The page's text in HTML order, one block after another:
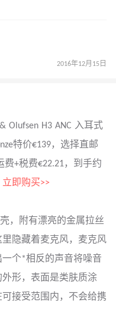
2016年12月15日
Olufsen H3 ANC 入耳式
特价€139，选择直邮
费+税费€22.21，到手约
立即购买>>
，附有漂亮的金属拉丝
隐藏着麦克风，麦克风
个*相反的声音将噪音
形，表面是类肤质涂
接受范围内，不会给携